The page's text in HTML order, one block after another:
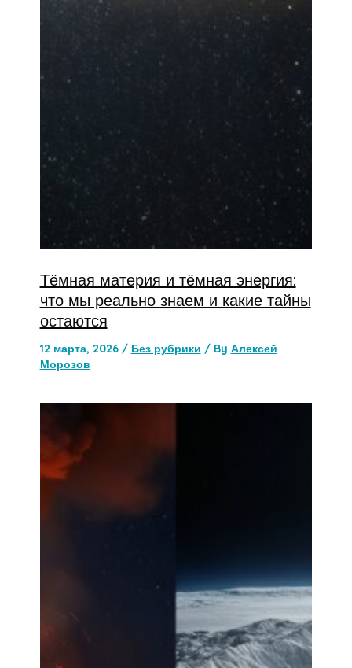
Тёмная материя и тёмная энергия:
что мы реально знаем и какие тайны
остаются
12 марта, 2026 / Без рубрики / By Алексей
Морозов